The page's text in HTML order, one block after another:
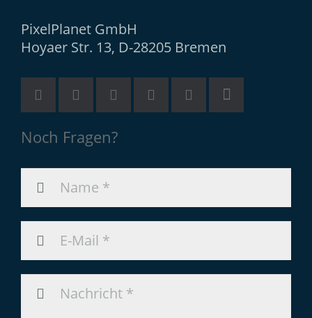
PixelPlanet GmbH
Hoyaer Str. 13, D-28205 Bremen
Noch Fragen?